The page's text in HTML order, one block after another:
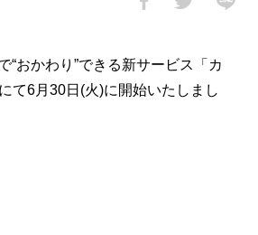
おかわり”できる新サービス「カ
て6月30日(火)に開始いたしまし